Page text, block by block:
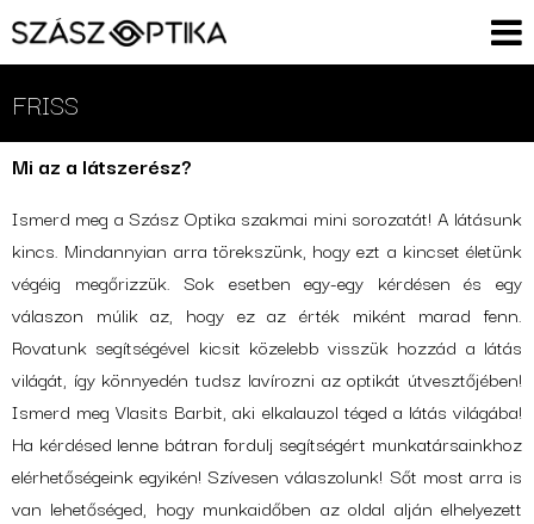
FRISS
Mi az a látszerész?
Ismerd meg a Szász Optika szakmai mini sorozatát! A látásunk
kincs. Mindannyian arra törekszünk, hogy ezt a kincset életünk
végéig megőrizzük. Sok esetben egy-egy kérdésen és egy
válaszon múlik az, hogy ez az érték miként marad fenn.
Rovatunk segítségével kicsit közelebb visszük hozzád a látás
világát, így könnyedén tudsz lavírozni az optikát útvesztőjében!
Ismerd meg Vlasits Barbit, aki elkalauzol téged a látás világába!
Ha kérdésed lenne bátran fordulj segítségért munkatársainkhoz
elérhetőségeink egyikén! Szívesen válaszolunk! Sőt most arra is
van lehetőséged, hogy munkaidőben az oldal alján elhelyezett